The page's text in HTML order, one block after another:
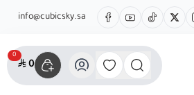
info@cubicsky.sa
0
0